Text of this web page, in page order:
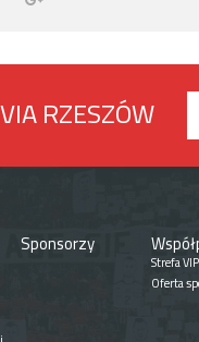
RZESZÓW
Sponsorzy
Strefa VIP
Oferta